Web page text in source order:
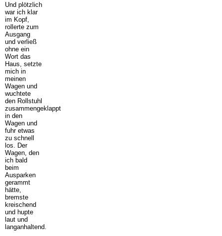
Und plötzlich
war ich klar
im Kopf,
rollerte zum
Ausgang
und verließ
ohne ein
Wort das
Haus, setzte
mich in
meinen
Wagen und
wuchtete
den Rollstuhl
zusammengeklappt
in den
Wagen und
fuhr etwas
zu schnell
los. Der
Wagen, den
ich bald
beim
Ausparken
gerammt
hätte,
bremste
kreischend
und hupte
laut und
langanhaltend.